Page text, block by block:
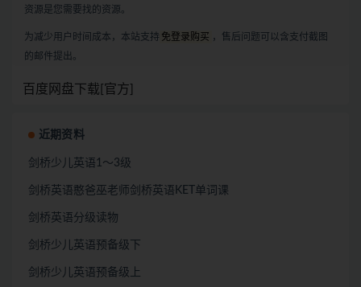
资源是您需要找的资源。
为减少用户时间成本，本站支持 免登录购买 ，售后问题可以含支付截图
的邮件提出。
百度网盘下载[官方]
近期资料
剑桥少儿英语1～3级
剑桥英语憨爸巫老师剑桥英语KET单词课
剑桥英语分级读物
剑桥少儿英语预备级下
剑桥少儿英语预备级上